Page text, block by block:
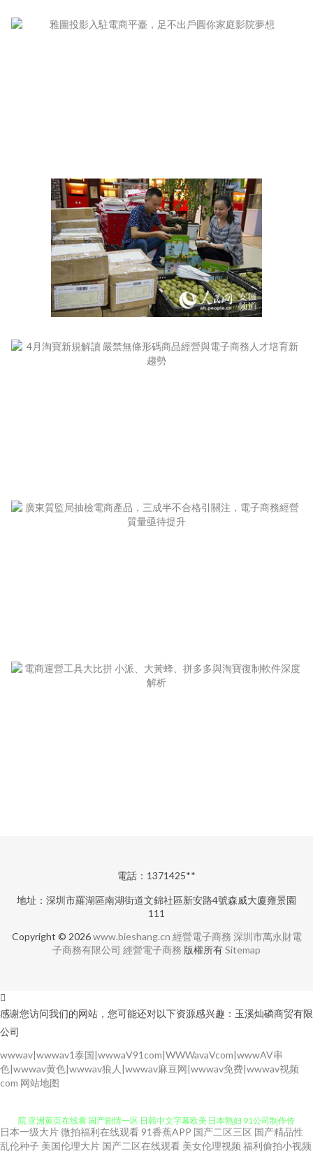
電話：1371425**
地址：深圳市羅湖區南湖街道文錦社區新安路4號森威大廈雍景園
111
Copyright © 2026www.bieshang.cn 經營電子商務 深圳市萬永財電
子商務有限公司 經營電子商務 版權所有Sitemap
感谢您访问我们的网站，您可能还对以下资源感兴趣：玉溪灿磷商贸有限
公司
wwwav|wwwav1泰国|wwwaV91com|WWWavaVcom|wwwAV串
色|wwwav黄色|wwwav狼人|wwwav麻豆网|wwwav免费|wwwav视频
com 网站地图
免费的黄色的网站 能电脑在线看的中文ts人妖黄色电影网站 快拨播伦电影影
日本一级大片微拍福利在线观看 91香蕉APP 国产二区三区 国产精品性
乱伦种子 美国伦理大片 国产二区在线观看 美女伦理视频 福利偷拍小视频